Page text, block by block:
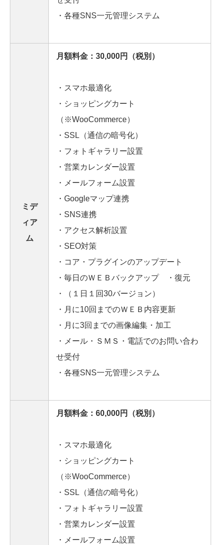
・各種SNS一元管理システム
ミデ
ィア
ム
月額料金：30,000円（税別）
・スマホ最適化
・ショッピングカート
（※WooCommerce）
・SSL（通信の暗号化）
・フォトギャラリー設置
・営業カレンダー設置
・メールフォーム設置
・Googleマップ連携
・SNS連携
・アクセス解析設置
・SEO対策
・コア・プラグインのアップデート
・毎日のＷＥＢバックアップ ・復元
・（１日１回30バージョン）
・月に10回までのＷＥＢ内容更新
・月に3回までの画像編集・加工
・メール・ＳＭＳ・電話でのお問い合わ
せ受付
・各種SNS一元管理システム
月額料金：60,000円（税別）
・スマホ最適化
・ショッピングカート
（※WooCommerce）
・SSL（通信の暗号化）
・フォトギャラリー設置
・営業カレンダー設置
・メールフォーム設置